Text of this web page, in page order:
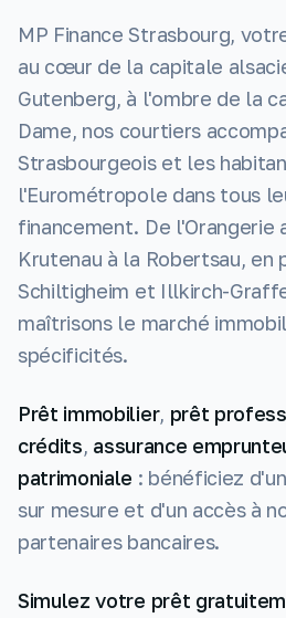
MP Finance Strasbourg,
au cœur de la capitale
Gutenberg, à l'ombre de la
Dame, nos courtiers
Strasbourgeois et les
l'Eurométropole dans tous
financement. De l'Orangerie
Krutenau à la Robertsau, en
Schiltigheim et Illkirch-
maîtrisons le marché
spécificités.
Prêt immobilier, prêt
crédits, assurance
patrimoniale : bénéficiez
sur mesure et d'un accès à
partenaires bancaires.
Simulez votre prêt